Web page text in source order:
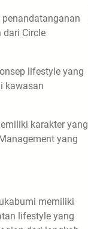
dari Circle
lifestyle yang
kawasan
karakter yang
yang
memiliki
lifestyle yang